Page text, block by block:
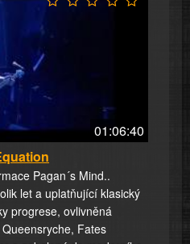
01:06:40
Pagan´s Mind..
let a uplatňující klasický
progrese, ovlivněná
Fates